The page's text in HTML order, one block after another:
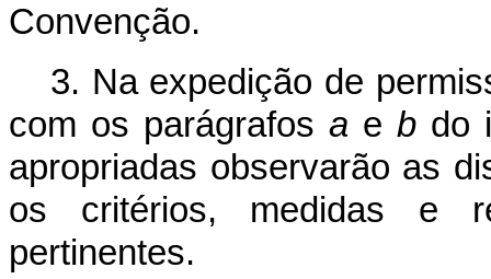
Convenção.
3. Na expedição de
com os parágrafos a e b do
apropriadas observarão as
os critérios, medidas e
pertinentes.